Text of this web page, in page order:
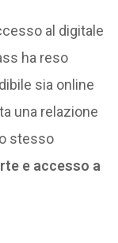
al digitale
ha reso
sia online
una relazione
stesso
e accesso a